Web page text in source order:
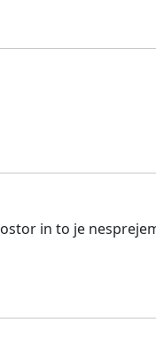
in to je